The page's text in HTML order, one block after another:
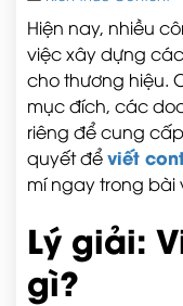
Hiện nay, nhiều
việc xây dựng
cho thương hiệu.
mục đích, các
riêng để cung
quyết đểviết
mí ngay trong bài
Lý giải:
gì?